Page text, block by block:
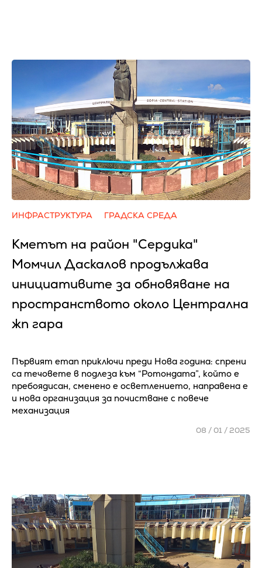
ИНФРАСТРУКТУРА ГРАДСКА СРЕДА
Кметът на район "Сердика"
Момчил Даскалов продължава
инициативите за обновяване на
пространството около Централна
жп гара
Първият етап приключи преди Нова година: спрени
са течовете в подлеза към “Ротондата”, който е
пребоядисан, сменено е осветлението, направена е
и нова организация за почистване с повече
механизация
08 / 01 / 2025